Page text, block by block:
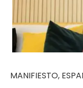
MANIFIESTO,